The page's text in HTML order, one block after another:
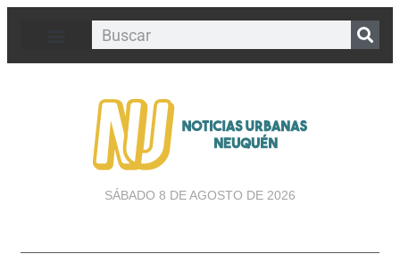
SÁBADO 8 DE AGOSTO DE 2026